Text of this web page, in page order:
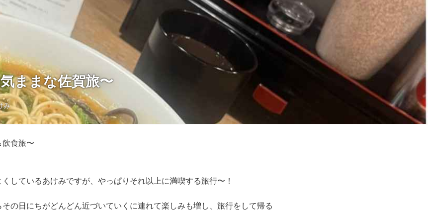
ままな佐賀旅〜
み
飲食旅〜
しているあけみですが、やっぱりそれ以上に満喫する旅行〜！
の日にちがどんどん近づいていくに連れて楽しみも増し、旅行をして帰る